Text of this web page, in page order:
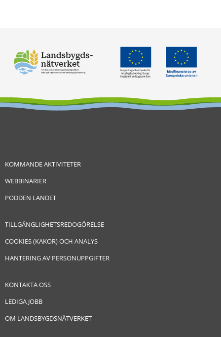
KOMMANDE AKTIVITETER
WEBBINARIER
PODDEN LANDET
TILLGÄNGLIGHETSREDOGÖRELSE
COOKIES (KAKOR) OCH ANALYS
HANTERING AV PERSONUPPGIFTER
KONTAKTA OSS
LEDIGA JOBB
OM LANDSBYGDSNÄTVERKET